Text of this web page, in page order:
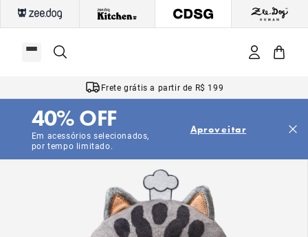
Frete grátis a partir de R$ 199
Em acessórios selecionados,
por tempo limitado.
40% OFF Aproveitar